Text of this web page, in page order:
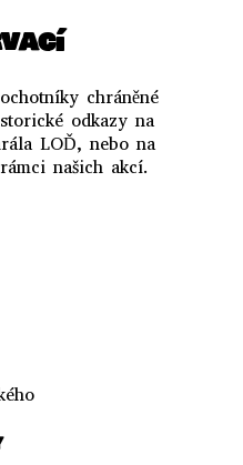
chráněné
odkazy na
LOĎ, nebo na
našich akcí.